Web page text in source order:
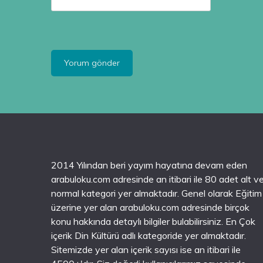
2014 Yılından beri yayım hayatına devam eden
arabuloku.com adresinde an itibari ile 80 adet alt
normal kategori yer almaktadır. Genel olarak Eğitim
üzerine yer alan arabuloku.com adresinde birçok
konu hakkında detaylı bilgiler bulabilirsiniz. En Çok
içerik Din Kültürü adlı kategoride yer almaktadır.
Sitemizde yer alan içerik sayısı ise an itibari ile